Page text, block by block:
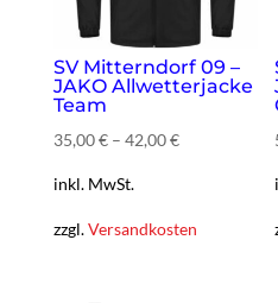
SV Mitterndorf 09 –
JAKO Allwetterjacke
Team
35,00€– 42,00€
inkl. MwSt.
zzgl.Versandkosten